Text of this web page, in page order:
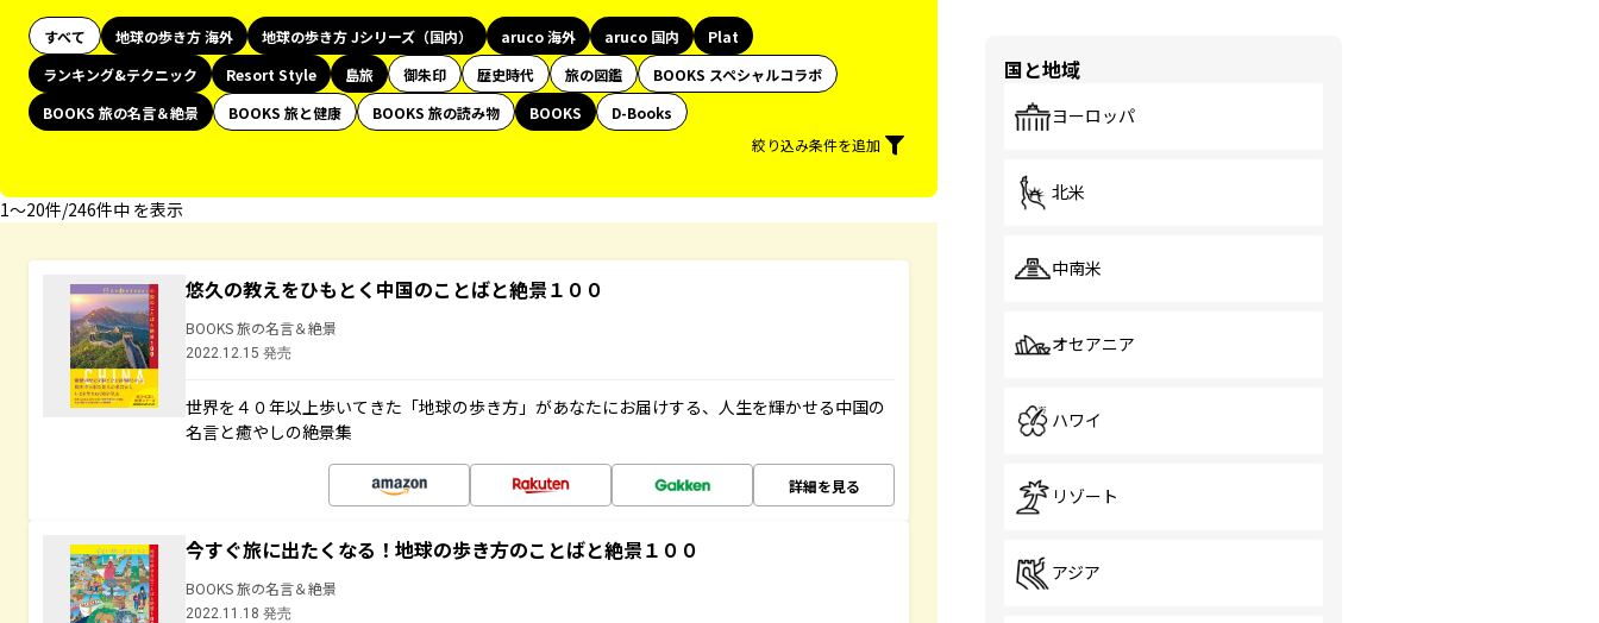
すべて 地球の歩き方 海外 地球の歩き方 Jシリーズ（国内） aruco 海外 aruco 国内
Plat
ランキング&テクニック
Resort Style 島旅 御朱印 歴史時代 旅の図鑑
BOOKS スペシャルコラボ
BOOKS 旅の名言＆絶景
BOOKS 旅と健康 BOOKS 旅の読み物 BOOKS
D-Books
絞り込み条件を追加
1〜20件/246件中 を表示
悠久の教えをひもとく中国のことばと絶景１００
BOOKS 旅の名言＆絶景
2022.12.15 発売
世界を４０年以上歩いてきた「地球の歩き方」があなたにお届けする、人生を輝かせる中国の
名言と癒やしの絶景集
詳細を見る
今すぐ旅に出たくなる！地球の歩き方のことばと絶景１００
BOOKS 旅の名言＆絶景
2022.11.18 発売
国と地域
ヨーロッパ
北米
中南米
オセアニア
ハワイ
リゾート
アジア